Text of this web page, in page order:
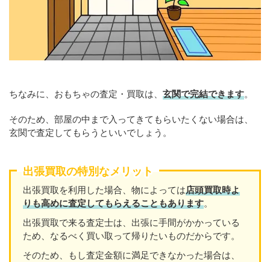
ちなみに、おもちゃの査定・買取は、 玄関で完結できます。
そのため、部屋の中まで入ってきてもらいたくない場合は、
玄関で査定してもらうといいでしょう。
出張買取の特別なメリット
出張買取を利用した場合、物によっては店頭買取時よ
りも高めに査定してもらえることもあります。
出張買取で来る査定士は、出張に手間がかかっている
ため、なるべく買い取って帰りたいものだからです。
そのため、もし査定金額に満足できなかった場合は、